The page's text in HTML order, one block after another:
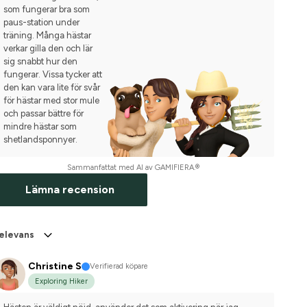
som fungerar bra som
paus-station under
träning. Många hästar
verkar gilla den och lär
sig snabbt hur den
fungerar. Vissa tycker att
den kan vara lite för svår
för hästar med stor mule
och passar bättre för
mindre hästar som
shetlandsponnyer.
Sammanfattat med AI av GAMIFIERA.®
Lämna recension
Christine S
Verifierad köpare
Exploring Hiker